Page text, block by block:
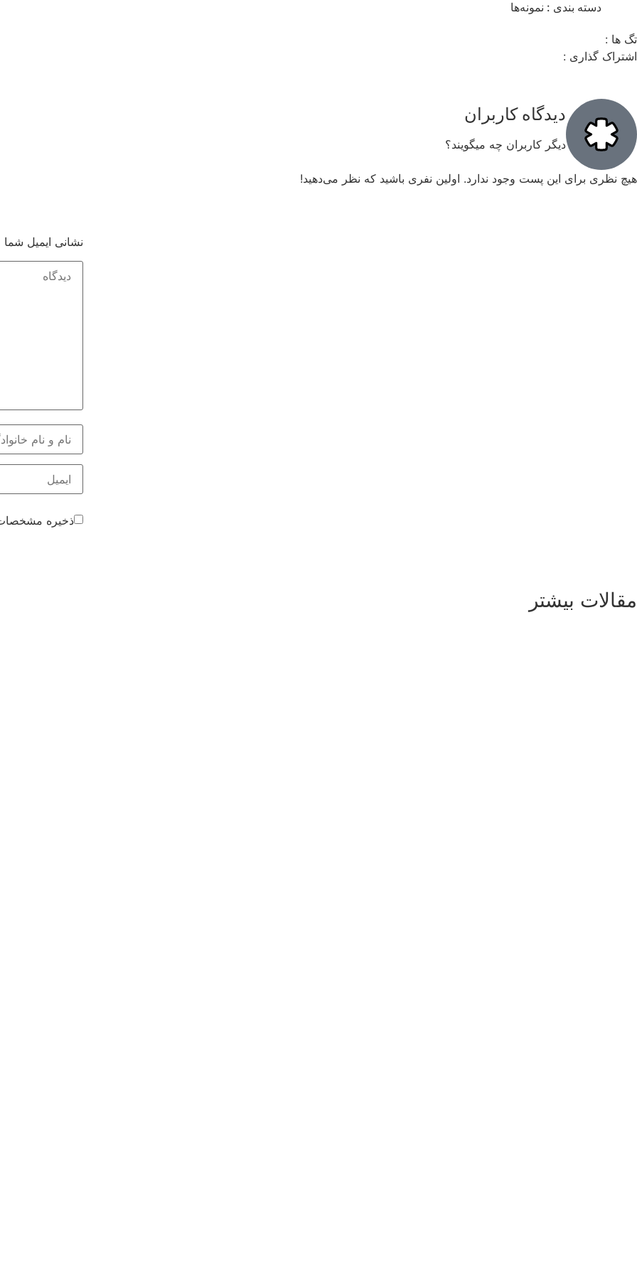
دسته بندی : نمونه‌ها
تگ ها :
اشتراک گذاری :
دیدگاه کاربران
دیگر کاربران چه میگویند؟
هیچ نظری برای این پست وجود ندارد. اولین نفری باشید که نظر می‌دهید!
نشانی ایمیل
ذخیره
مقالات بیشتر